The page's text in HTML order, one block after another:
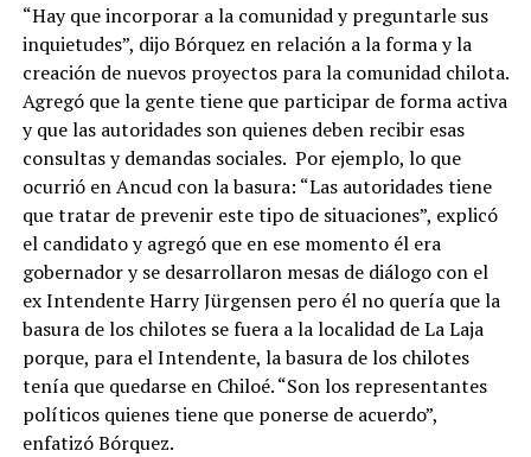
“Hay que incorporar a la comunidad y preguntarle sus
inquietudes”, dijo Bórquez en relación a la forma y la
creación de nuevos proyectos para la comunidad chilota.
Agregó que la gente tiene que participar de forma activa
y que las autoridades son quienes deben recibir esas
consultas y demandas sociales. Por ejemplo, lo que
ocurrió en Ancud con la basura: “Las autoridades tiene
que tratar de prevenir este tipo de situaciones”, explicó
el candidato y agregó que en ese momento él era
gobernador y se desarrollaron mesas de diálogo con el
ex Intendente Harry Jürgensen pero él no quería que la
basura de los chilotes se fuera a la localidad de La Laja
porque, para el Intendente, la basura de los chilotes
tenía que quedarse en Chiloé. “Son los representantes
políticos quienes tiene que ponerse de acuerdo”,
enfatizó Bórquez.